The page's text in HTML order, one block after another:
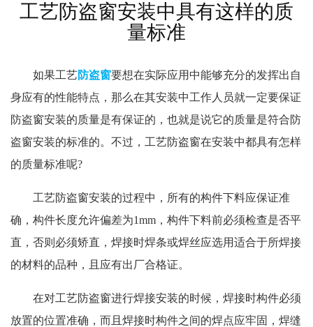
工艺防盗窗安装中具有这样的质
量标准
如果工艺防盗窗要想在实际应用中能够充分的发挥出自
身应有的性能特点，那么在其安装中工作人员就一定要保证
防盗窗安装的质量是有保证的，也就是说它的质量是符合防
盗窗安装的标准的。不过，工艺防盗窗在安装中都具有怎样
的质量标准呢?
工艺防盗窗安装的过程中，所有的构件下料应保证准
确，构件长度允许偏差为1mm，构件下料前必须检查是否平
直，否则必须矫直，焊接时焊条或焊丝应选用适合于所焊接
的材料的品种，且应有出厂合格证。
在对工艺防盗窗进行焊接安装的时候，焊接时构件必须
放置的位置准确，而且焊接时构件之间的焊点应牢固，焊缝